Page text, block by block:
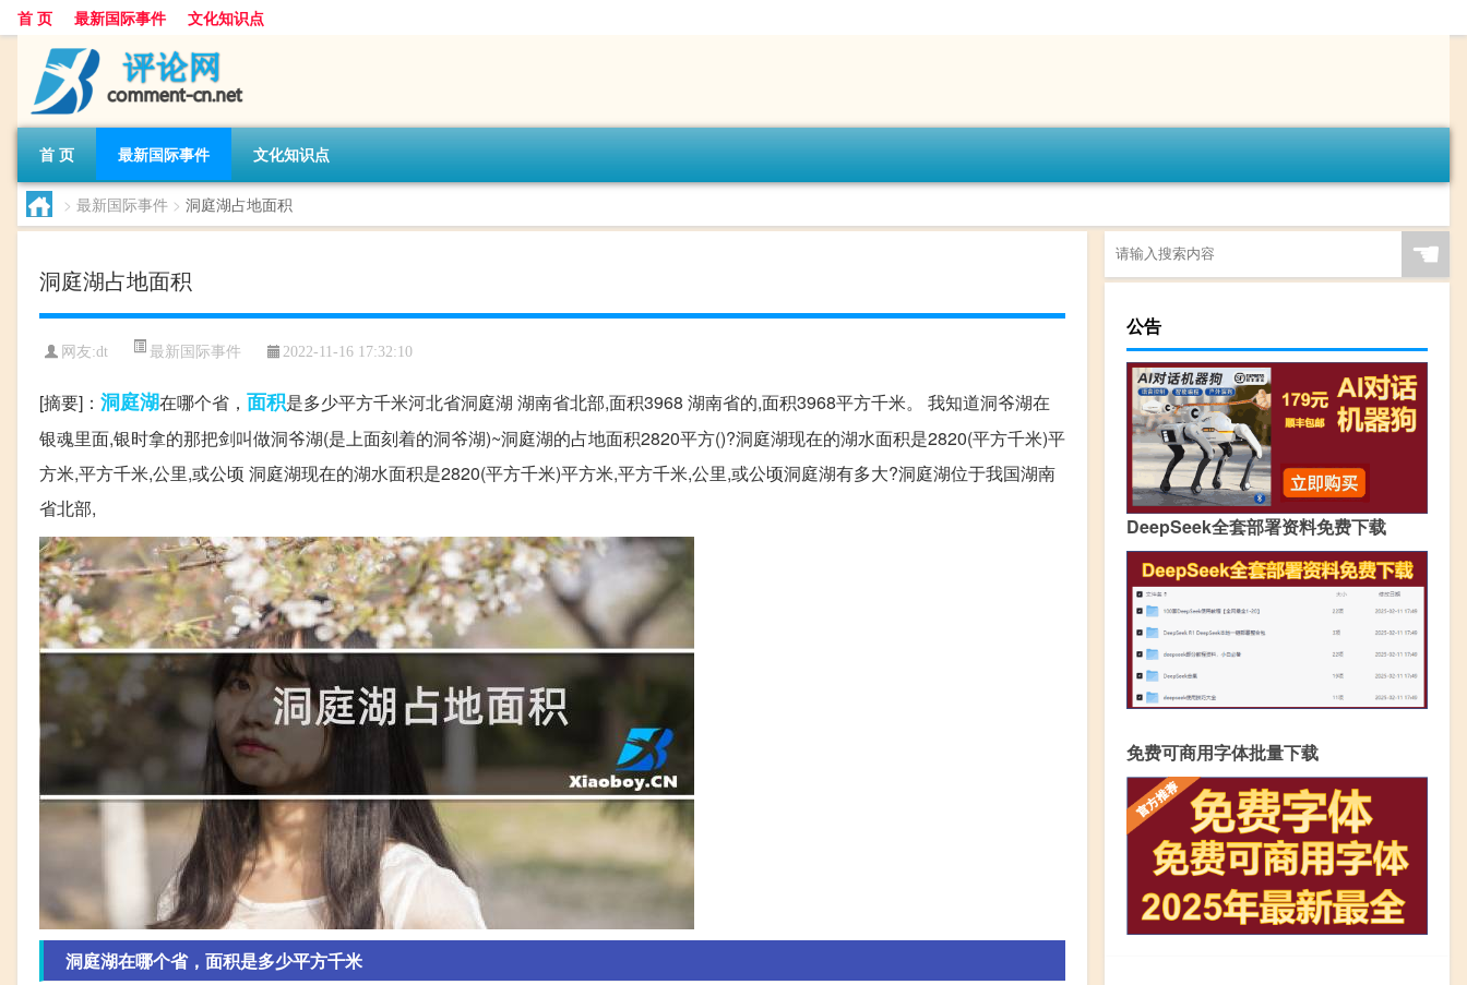
首 页 最新国际事件 文化知识点
首 页 最新国际事件 文化知识点
> 最新国际事件 > 洞庭湖占地面积
洞庭湖占地面积
网友:dt 最新国际事件 2022-11-16 17:32:10
[摘要]： 洞庭湖在哪个省， 面积是多少平方千米河北省洞庭湖 湖南省北部,面积3968 湖南省的,面积3968平方千米。 我知道洞爷湖在
银魂里面,银时拿的那把剑叫做洞爷湖(是上面刻着的洞爷湖)~洞庭湖的占地面积2820平方()?洞庭湖现在的湖水面积是2820(平方千米)平
方米,平方千米,公里,或公顷 洞庭湖现在的湖水面积是2820(平方千米)平方米,平方千米,公里,或公顷洞庭湖有多大?洞庭湖位于我国湖南
省北部,
洞庭湖在哪个省，面积是多少平方千米
☚
公告
DeepSeek全套部署资料免费下载
免费可商用字体批量下载